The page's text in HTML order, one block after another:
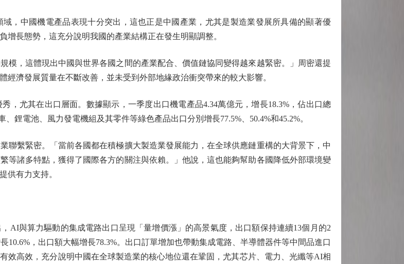
中國機電產品表現十分突出，這也正是中國產業，尤其是製造業發展所具備的顯著優
長態勢，這充分說明我國的產業結構正在發生明顯調整。
，這體現出中國與世界各國之間的產業配合、價值鏈協同變得越來越緊密。」周密還提
濟發展質量在不斷改善，並未受到外部地緣政治衝突帶來的較大影響。
尤其在出口層面。數據顯示，一季度出口機電產品4.34萬億元，增長18.3%，佔出口總
鋰電池、風力發電機組及其零件等綠色產品出口分別增長77.5%、50.4%和45.2%。
繫緊密。「當前各國都在積極擴大製造業發展能力，在全球供應鏈重構的大背景下，中
等諸多特點，獲得了國際各方的關注與依賴。」他說，這也能夠幫助各國降低外部環境變
供有力支持。
與算力驅動的集成電路出口呈現「量增價漲」的高景氣度，出口額保持連續13個月的2
10.6%，出口額大幅增長78.3%。出口訂單增加也帶動集成電路、半導體器件等中間品進口
高效，充分說明中國在全球製造業的核心地位還在鞏固，尤其芯片、電力、光纖等AI相